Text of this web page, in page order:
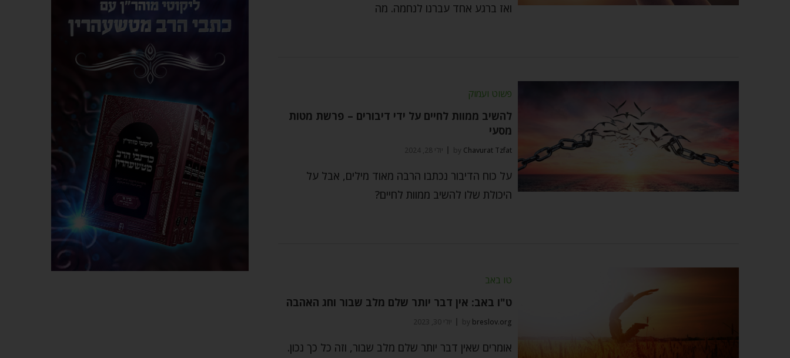
ואז ברגע אחד עברנו לנחמה. מה
פשוט ועמוק
להשיב ממוות לחיים על ידי דיבורים – פרשת מטות
מסעי
by Chavurat Tzfat יולי 28, 2024
על כוח הדיבור נכתבו הרבה מאוד מילים, אבל על
היכולת שלו להשיב ממוות לחיים?
טו באב
ט"ו באב: אין דבר יותר שלם מלב שבור וחג האהבה
by breslov.org יולי 30, 2023
אומרים שאין דבר יותר שלם מלב שבור, וזה כל כך נכון.